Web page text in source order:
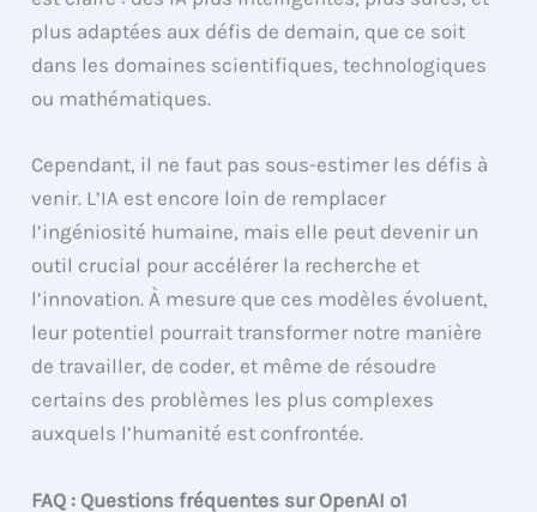
plus adaptées aux défis de demain, que ce soit
dans les domaines scientifiques, technologiques
ou mathématiques.
Cependant, il ne faut pas sous-estimer les défis à
venir. L’IA est encore loin de remplacer
l’ingéniosité humaine, mais elle peut devenir un
outil crucial pour accélérer la recherche et
l’innovation. À mesure que ces modèles évoluent,
leur potentiel pourrait transformer notre manière
de travailler, de coder, et même de résoudre
certains des problèmes les plus complexes
auxquels l’humanité est confrontée.
FAQ : Questions fréquentes sur OpenAI o1